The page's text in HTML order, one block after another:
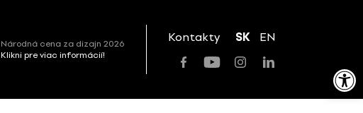
Open toolbar
Národná cena za dizajn 2026
Klikni pre viac informácií!
Kontakty SK EN